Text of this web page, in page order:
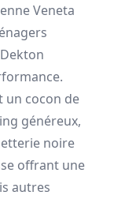
Veneta
un cocon de
généreux,
noire
offrant une
autres